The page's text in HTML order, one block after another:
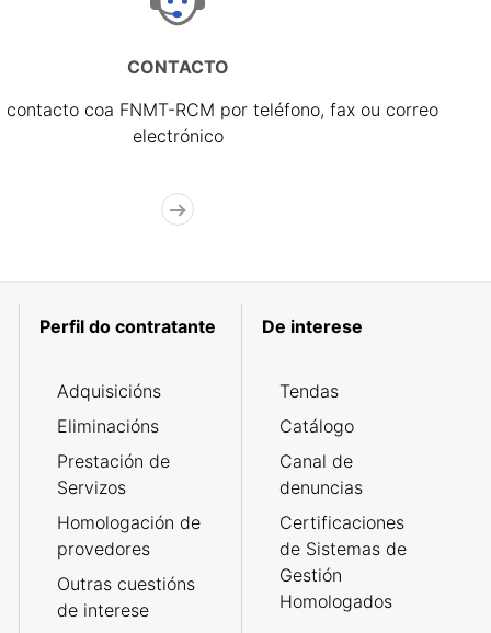
CONTACTO
contacto coa FNMT-RCM por teléfono, fax ou correo
electrónico
Perfil do contratante
Adquisicións
Eliminacións
Prestación de
Servizos
Homologación de
provedores
Outras cuestións
de interese
De interese
Tendas
Catálogo
Canal de
denuncias
Certificaciones
de Sistemas de
Gestión
Homologados